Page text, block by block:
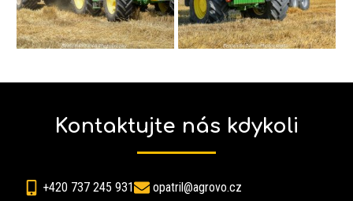
Kontaktujte nás kdykoli
+420 737 245 931 opatril@agrovo.cz